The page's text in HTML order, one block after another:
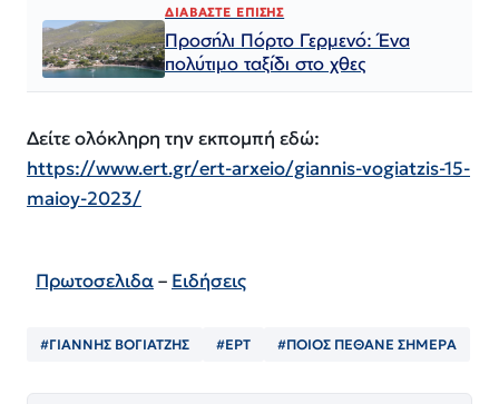
ΔΙΑΒΑΣΤΕ ΕΠΙΣΗΣ
Προσήλι Πόρτο Γερμενό: Ένα
πολύτιμο ταξίδι στο χθες
Δείτε ολόκληρη την εκπομπή εδώ:
https://www.ert.gr/ert-arxeio/giannis-vogiatzis-15-
maioy-2023/
Πρωτοσελιδα– Ειδήσεις
#ΓΙΑΝΝΗΣ ΒΟΓΙΑΤΖΗΣ #ΕΡΤ #ΠΟΙΟΣ ΠΈΘΑΝΕ ΣΗΜΕΡΑ